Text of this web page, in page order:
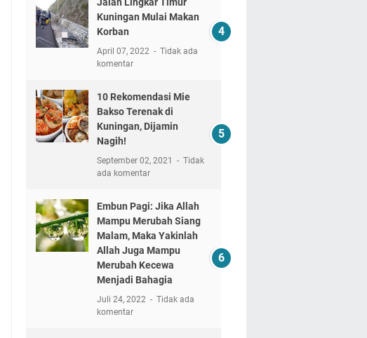
Kuningan Mulai Makan
Korban
April 07, 2022
Tidak ada
komentar
10 Rekomendasi Mie
Bakso Terenak di
Kuningan, Dijamin
Nagih!
September 02, 2021
Tidak
ada komentar
Embun Pagi: Jika Allah
Mampu Merubah Siang
Malam, Maka Yakinlah
Allah Juga Mampu
Merubah Kecewa
Menjadi Bahagia
Juli 24, 2022
Tidak ada
komentar